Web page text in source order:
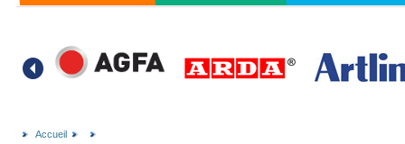
Accueil